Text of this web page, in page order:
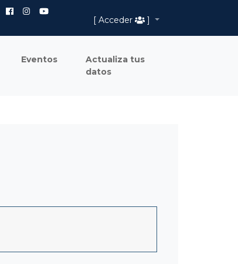
[ Acceder
]
Eventos
Actualiza tus
datos